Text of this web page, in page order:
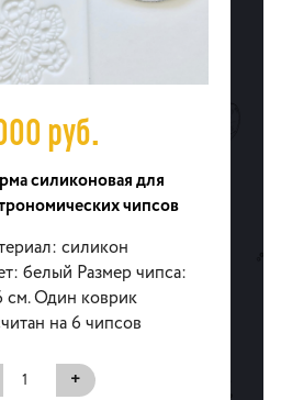
руб.
силиконовая для
чипсов
силикон
белый Размер чипса:
см. Один коврик
на 6 чипсов
+